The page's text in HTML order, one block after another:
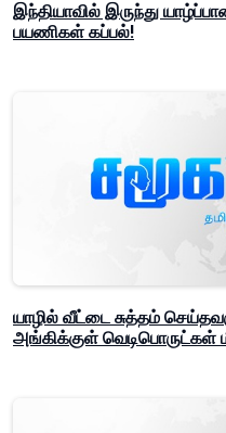
இந்தியாவில் இருந்து
பயணிகள் கப்பல்!
யாழில் வீட்டை சுத்தம்
அங்கிக்குள் வெடிபொருட்கள்